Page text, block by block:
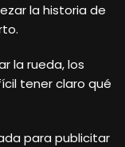
la historia de
la rueda, los
tener claro qué
para publicitar